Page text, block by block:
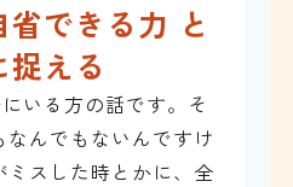
できる力 と
える
いる方の話です。そ
んでもないんですけ
ミスした時とかに、全